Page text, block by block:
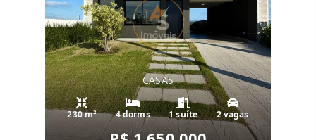
CASAS
230 m² 4 dorms 1 suíte 2 vagas